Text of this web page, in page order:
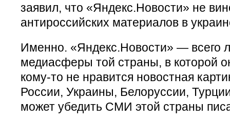
заявил, что «Яндекс.Новости» не
антироссийских материалов в
Именно. «Яндекс.Новости» — всего
медиасферы той страны, в которой
кому-то не нравится новостная
России, Украины, Белоруссии,
может убедить СМИ этой страны